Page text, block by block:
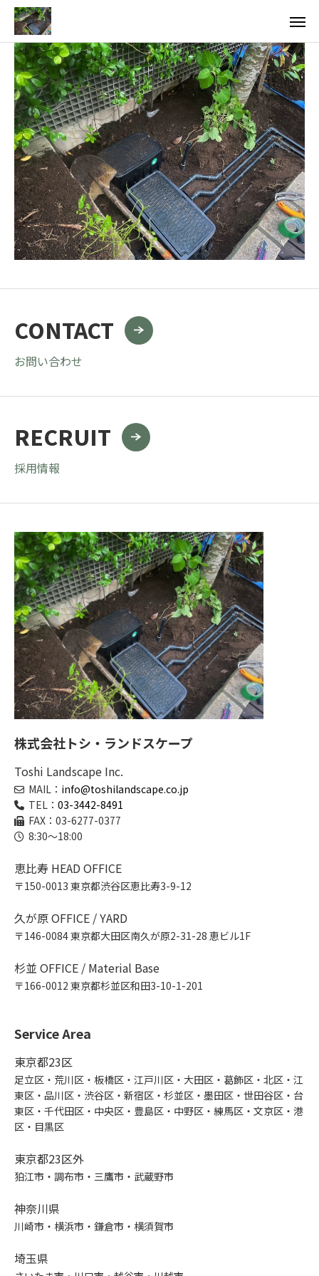
CONTACT
お問い合わせ
RECRUIT
採用情報
株式会社トシ・ランドスケープ
Toshi Landscape Inc.
MAIL： info@toshilandscape.co.jp
TEL： 03-3442-8491
FAX：03-6277-0377
8:30～18:00
恵比寿 HEAD OFFICE
〒150-0013 東京都渋谷区恵比寿3-9-12
久が原 OFFICE / YARD
〒146-0084 東京都大田区南久が原2-31-28 恵ビル1F
杉並 OFFICE / Material Base
〒166-0012 東京都杉並区和田3-10-1-201
Service Area
東京都23区
足立区・荒川区・板橋区・江戸川区・大田区・葛飾区・北区・江
東区・品川区・渋谷区・新宿区・杉並区・墨田区・世田谷区・台
東区・千代田区・中央区・豊島区・中野区・練馬区・文京区・港
区・目黒区
東京都23区外
狛江市・調布市・三鷹市・武蔵野市
神奈川県
川崎市・横浜市・鎌倉市・横須賀市
埼玉県